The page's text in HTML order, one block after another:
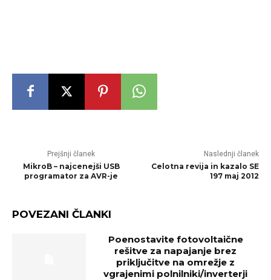
Prejšnji članek
MikroB – najcenejši USB
programator za AVR-je
Naslednji članek
Celotna revija in kazalo SE
197 maj 2012
POVEZANI ČLANKI
Poenostavite fotovoltaične
rešitve za napajanje brez
priključitve na omrežje z
vgrajenimi polnilniki/inverterji